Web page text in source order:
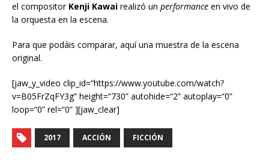
el compositor Kenji Kawai realizó un performance en vivo de
la orquesta en la escena.
Para que podáis comparar, aquí una muestra de la escena
original.
[jaw_y_video clip_id=“https://www.youtube.com/watch?
v=B05FrZqFY3g” height=“730” autohide=“2” autoplay=“0”
loop=“0” rel=“0” ][jaw_clear]
2017 ACCIÓN FICCIÓN